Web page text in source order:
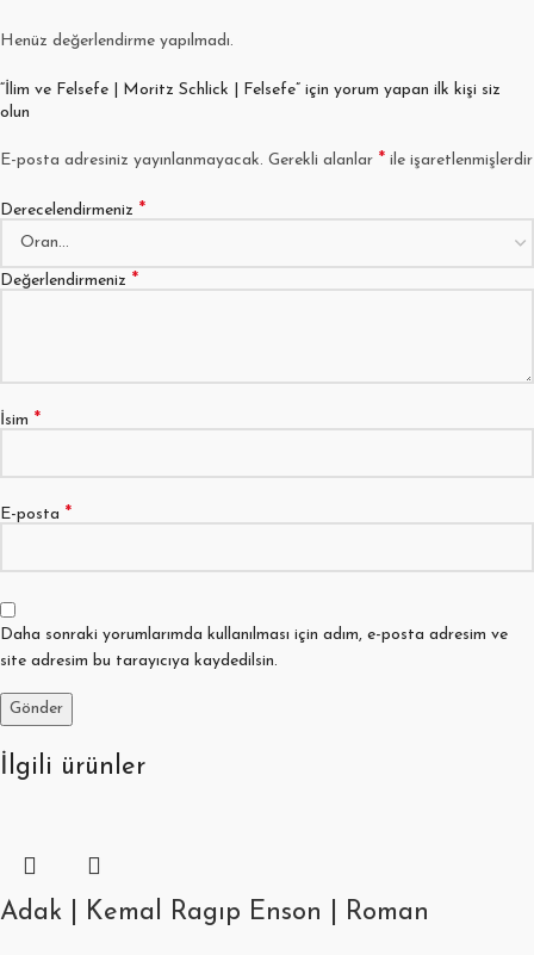
Henüz değerlendirme yapılmadı.
“İlim ve Felsefe | Moritz Schlick | Felsefe” için yorum yapan ilk kişi siz
olun
E-posta adresiniz yayınlanmayacak. Gerekli alanlar * ile işaretlenmişlerdir
Derecelendirmeniz *
Değerlendirmeniz *
İsim *
E-posta *
Daha sonraki yorumlarımda kullanılması için adım, e-posta adresim ve
site adresim bu tarayıcıya kaydedilsin.
İlgili ürünler
Adak | Kemal Ragıp Enson | Roman